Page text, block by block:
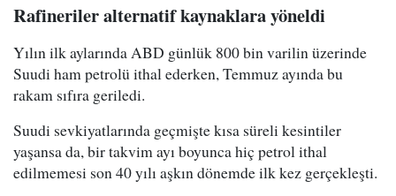
Rafineriler alternatif kaynaklara yöneldi
Yılın ilk aylarında ABD günlük 800 bin varilin üzerinde
Suudi ham petrolü ithal ederken, Temmuz ayında bu
rakam sıfıra geriledi.
Suudi sevkiyatlarında geçmişte kısa süreli kesintiler
yaşansa da, bir takvim ayı boyunca hiç petrol ithal
edilmemesi son 40 yılı aşkın dönemde ilk kez gerçekleşti.